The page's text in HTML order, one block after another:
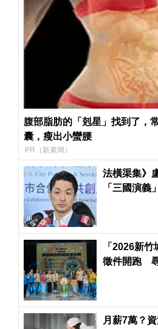
腹部脂肪的「剋星」找到了，
囊，瘦出小蠻腰
PR（新素簡）
法橫渠集》
「三國演義」
「2026新竹
徵件開跑
月薪7萬？